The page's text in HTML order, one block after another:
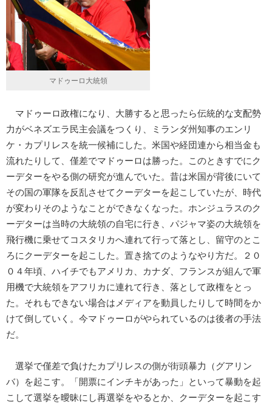
マドゥーロ大統領
マドゥーロ政権になり、大勝すると思ったら伝統的な支配勢
力がベネズエラ民主会議をつくり、ミランダ州知事のエンリ
ケ・カプリレスを統一候補にした。米国や経団連から相当金も
流れたりして、僅差でマドゥーロは勝った。このときすでにク
ーデターをやる側の研究が進んでいた。昔は米国が背後にいて
その国の軍隊を反乱させてクーデターを起こしていたが、時代
が変わりそのようなことができなくなった。ホンジュラスのク
ーデターは当時の大統領の自宅に行き、パジャマ姿の大統領を
飛行機に乗せてコスタリカへ連れて行って落とし、留守のとこ
ろにクーデターを起こした。置き捨てのようなやり方だ。２０
０４年頃、ハイチでもアメリカ、カナダ、フランスが組んで軍
用機で大統領をアフリカに連れて行き、落として政権をとっ
た。それもできない場合はメディアを動員したりして時間をか
けて倒していく。今マドゥーロがやられているのは後者の手法
だ。
選挙で僅差で負けたカプリレスの側が街頭暴力（グアリン
バ）を起こす。「開票にインチキがあった」といって暴動を起
こして選挙を曖昧にし再選挙をやるとか、クーデターを起こす